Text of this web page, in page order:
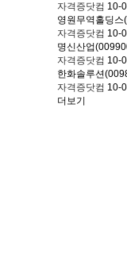
자격증닷컴 10-
영원무역홀딩
자격증닷컴 10-
명신산업
자격증닷컴 10-
한화솔루션
자격증닷컴 10-
더보기